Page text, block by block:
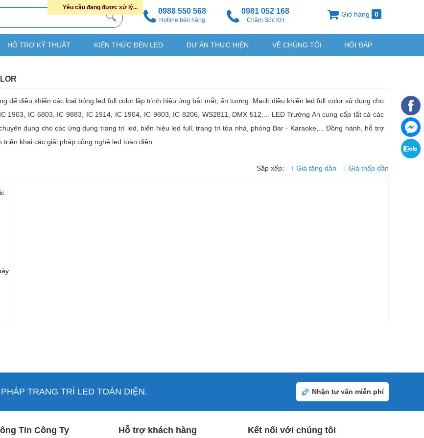
0988 550 568
Hotline bán hàng
0981 052 168
Chăm Sóc KH
Giỏ hàng 0
HỖ TRỢ KỸ THUẬT KIẾN THỨC ĐÈN LED DỰ ÁN THỰC HIỆN VỀ CHÚNG TÔI HỎI ĐÁP
để điều khiển các loại bóng led full color lập trình hiệu ứng bắt mắt, ấn tượng. Mạch điều khiển led full color sử dụng cho
1903, IC 6803, IC 9883, IC 1914, IC 1904, IC 9803, IC 8206, WS2811, DMX 512,... LED Trường An cung cấp tất cả các
dụng cho các ứng dụng trang trí led, biển hiệu led full, trang trí tòa nhà, phòng Bar - Karaoke,... Đồng hành, hỗ trợ
khai các giải pháp công nghệ led toàn diện.
Sắp xếp: ↑ Giá tăng dần ↓ Giá thấp dần
TRANG TRÍ LED TOÀN DIỆN. Nhận tư vấn miễn phí
Tin Công Ty Hỗ trợ khách hàng Kết nối với chúng tôi
Yêu cầu đang được xử lý...